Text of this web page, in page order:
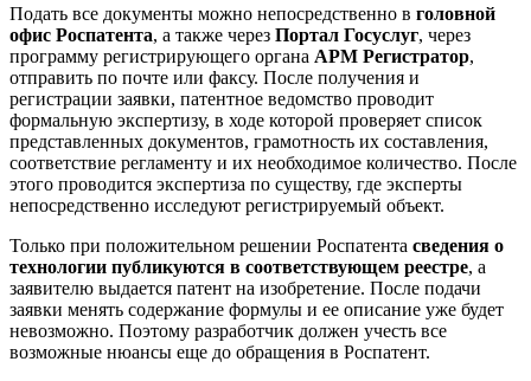
Подать все документы можно непосредственно в головной
офис Роспатента, а также через Портал Госуслуг, через
программу регистрирующего органа АРМ Регистратор,
отправить по почте или факсу. После получения и
регистрации заявки, патентное ведомство проводит
формальную экспертизу, в ходе которой проверяет список
представленных документов, грамотность их составления,
соответствие регламенту и их необходимое количество. После
этого проводится экспертиза по существу, где эксперты
непосредственно исследуют регистрируемый объект.
Только при положительном решении Роспатента сведения о
технологии публикуются в соответствующем реестре, а
заявителю выдается патент на изобретение. После подачи
заявки менять содержание формулы и ее описание уже будет
невозможно. Поэтому разработчик должен учесть все
возможные нюансы еще до обращения в Роспатент.